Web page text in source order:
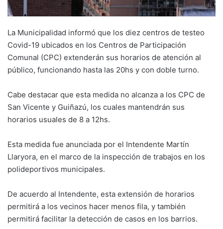
La Municipalidad informó que los diez centros de testeo
Covid-19 ubicados en los Centros de Participación
Comunal (CPC) extenderán sus horarios de atención al
público, funcionando hasta las 20hs y con doble turno.
Cabe destacar que esta medida no alcanza a los CPC de
San Vicente y Guiñazú, los cuales mantendrán sus
horarios usuales de 8 a 12hs.
Esta medida fue anunciada por el Intendente Martín
Llaryora, en el marco de la inspección de trabajos en los
polideportivos municipales.
De acuerdo al Intendente, esta extensión de horarios
permitirá a los vecinos hacer menos fila, y también
permitirá facilitar la detección de casos en los barrios.